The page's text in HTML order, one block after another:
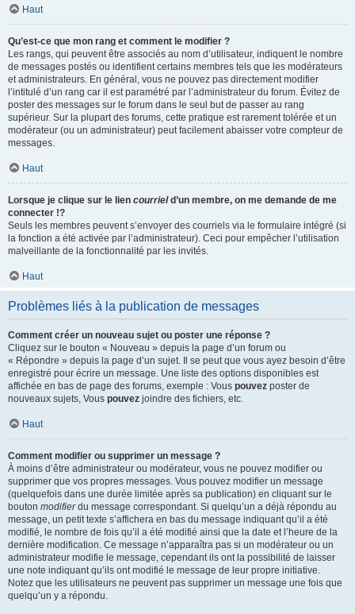
Haut
Qu’est-ce que mon rang et comment le modifier ?
Les rangs, qui peuvent être associés au nom d’utilisateur, indiquent le nombre
de messages postés ou identifient certains membres tels que les modérateurs
et administrateurs. En général, vous ne pouvez pas directement modifier
l’intitulé d’un rang car il est paramétré par l’administrateur du forum. Évitez de
poster des messages sur le forum dans le seul but de passer au rang
supérieur. Sur la plupart des forums, cette pratique est rarement tolérée et un
modérateur (ou un administrateur) peut facilement abaisser votre compteur de
messages.
Haut
Lorsque je clique sur le lien courrield’un membre, on me demande de me
connecter !?
Seuls les membres peuvent s’envoyer des courriels via le formulaire intégré (si
la fonction a été activée par l’administrateur). Ceci pour empêcher l’utilisation
malveillante de la fonctionnalité par les invités.
Haut
Problèmes liés à la publication de messages
Comment créer un nouveau sujet ou poster une réponse ?
Cliquez sur le bouton « Nouveau » depuis la page d’un forum ou
« Répondre » depuis la page d’un sujet. Il se peut que vous ayez besoin d’être
enregistré pour écrire un message. Une liste des options disponibles est
affichée en bas de page des forums, exemple : Vous pouvez poster de
nouveaux sujets, Vous pouvez joindre des fichiers, etc.
Haut
Comment modifier ou supprimer un message ?
À moins d’être administrateur ou modérateur, vous ne pouvez modifier ou
supprimer que vos propres messages. Vous pouvez modifier un message
(quelquefois dans une durée limitée après sa publication) en cliquant sur le
bouton modifierdu message correspondant. Si quelqu’un a déjà répondu au
message, un petit texte s’affichera en bas du message indiquant qu’il a été
modifié, le nombre de fois qu’il a été modifié ainsi que la date et l’heure de la
dernière modification. Ce message n’apparaîtra pas si un modérateur ou un
administrateur modifie le message, cependant ils ont la possibilité de laisser
une note indiquant qu’ils ont modifié le message de leur propre initiative.
Notez que les utilisateurs ne peuvent pas supprimer un message une fois que
quelqu’un y a répondu.